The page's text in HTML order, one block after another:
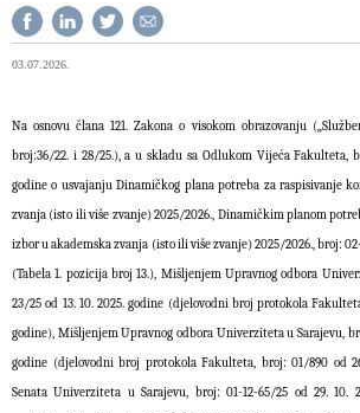
03.07.2026.
Na osnovu člana 121.Zakona o visokom obrazovanju („
broj:36/22. i 28/25.),a u skladu sa Odlukom Vijeća Fakulteta,
godine o usvajanju Dinamičkog plana potreba za raspisivanje
zvanja (isto ili više zvanje) 2025/2026., Dinamičkim planom
izbor u akademska zvanja (isto ili više zvanje) 2025/2026., broj:
(Tabela 1. pozicija broj 13.), Mišljenjem Upravnog odbora
23/25 od 13. 10. 2025. godine (djelovodni broj protokola
godine), Mišljenjem Upravnog odbora Univerziteta u Sarajevu,
godine (djelovodni broj protokola Fakulteta, broj: 01/890 od
Senata Univerziteta u Sarajevu, broj: 01-12-65/25 od 29. 10.